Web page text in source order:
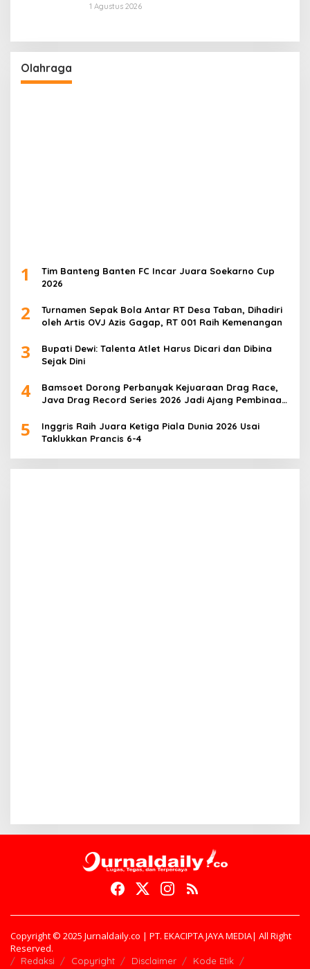
1 Agustus 2026
Olahraga
1
Tim Banteng Banten FC Incar Juara Soekarno Cup
2026
2
Turnamen Sepak Bola Antar RT Desa Taban, Dihadiri
oleh Artis OVJ Azis Gagap, RT 001 Raih Kemenangan
3
Bupati Dewi: Talenta Atlet Harus Dicari dan Dibina
Sejak Dini
4
Bamsoet Dorong Perbanyak Kejuaraan Drag Race,
Java Drag Record Series 2026 Jadi Ajang Pembinaan
5
Inggris Raih Juara Ketiga Piala Dunia 2026 Usai
Taklukkan Prancis 6-4
Copyright © 2025 Jurnaldaily.co | PT. EKACIPTA JAYA MEDIA| All Right
Reserved.
Redaksi Copyright Disclaimer
Kode Etik